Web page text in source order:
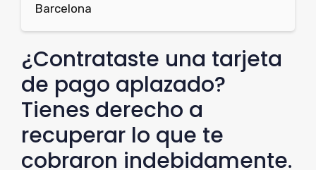
Barcelona
¿Contrataste una tarjeta
de pago aplazado?
Tienes derecho a
recuperar lo que te
cobraron indebidamente.